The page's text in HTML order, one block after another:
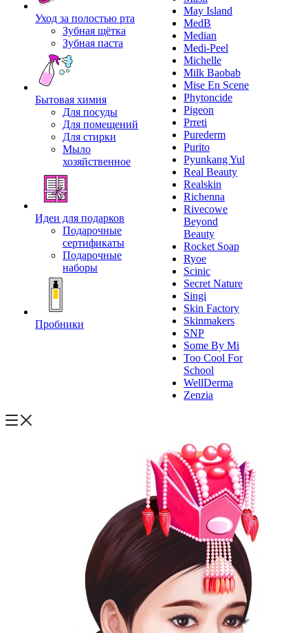
Уход за полостью рта
Зубная щётка
Зубная паста
Бытовая химия
Для посуды
Для помещений
Для стирки
Мыло
хозяйственное
Идеи для подарков
Подарочные
сертификаты
Подарочные
наборы
Пробники
May Island
MedB
Median
Medi-Peel
Michelle
Milk Baobab
Mise En Scene
Phytoncide
Pigeon
Prreti
Purederm
Purito
Pyunkang Yul
Real Beauty
Realskin
Richenna
Rivecowe
Beyond
Beauty
Rocket Soap
Ryoe
Scinic
Secret Nature
Singi
Skin Factory
Skinmakers
SNP
Some By Mi
Too Cool For
School
WellDerma
Zenzia